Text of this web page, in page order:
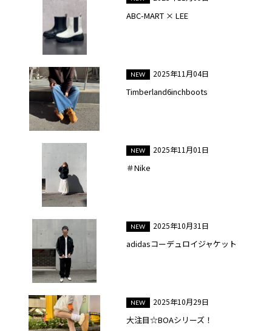
ABC-MART × LEE
2025年11月04日
Timberland6inchboots
2025年11月01日
＃Nike
2025年10月31日
adidasコーデュロイジャケット
2025年10月29日
大注目☆BOAシリーズ！